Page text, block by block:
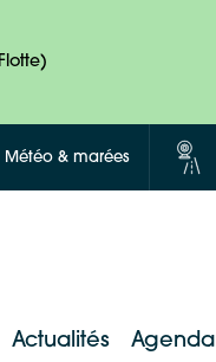
Météo & marées
Actualités Agenda